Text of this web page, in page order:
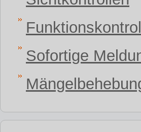
Sofortige